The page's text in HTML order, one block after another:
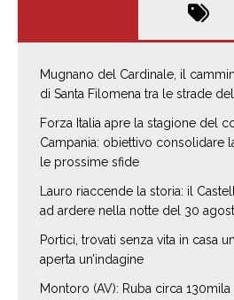
Mugnano del Cardinale, il
di Santa Filomena tra le strade
Forza Italia apre la stagione del
Campania: obiettivo consolidare
le prossime sfide
Lauro riaccende la storia: il
ad ardere nella notte del 30
Portici, trovati senza vita in casa
aperta un’indagine
Montoro (AV): Ruba circa